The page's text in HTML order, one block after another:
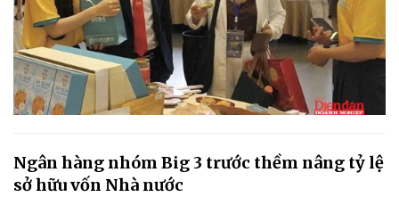
Ngân hàng nhóm Big 3 trước thềm nâng tỷ lệ
sở hữu vốn Nhà nước